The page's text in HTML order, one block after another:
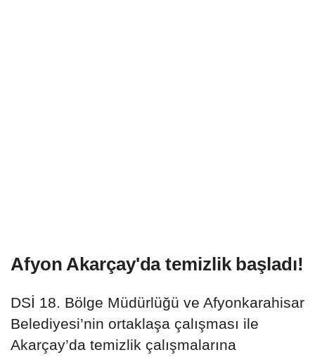
Afyon Akarçay'da temizlik başladı!
DSİ 18. Bölge Müdürlüğü ve Afyonkarahisar
Belediyesi’nin ortaklaşa çalışması ile
Akarçay’da temizlik çalışmalarına